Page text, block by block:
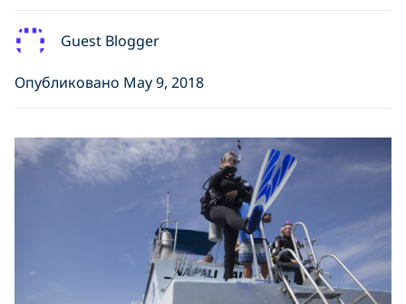
Guest Blogger
Опубликовано May 9, 2018